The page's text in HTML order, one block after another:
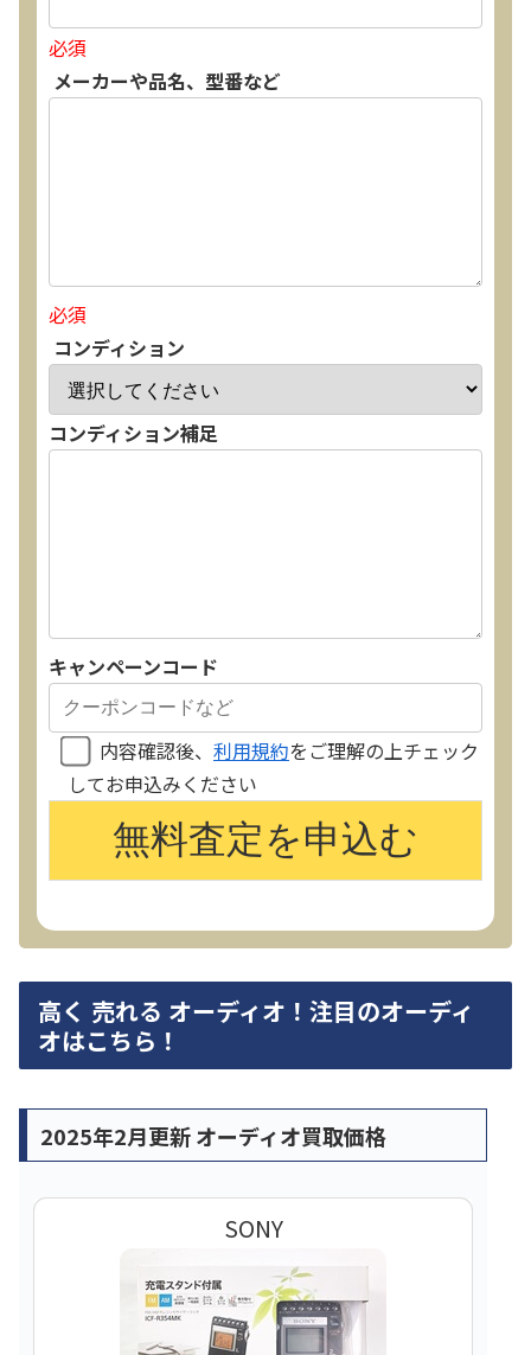
必須
メーカーや品名、型番など
必須
コンディション
コンディション補足
キャンペーンコード
内容確認後、 利用規約をご理解の上チェック
してお申込みください
高く 売れる オーディオ！注目のオーディ
オはこちら！
2025年2月更新 オーディオ買取価格
SONY